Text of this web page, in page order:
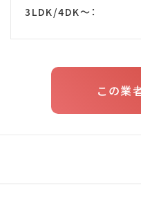
3LDK/4DK～：
この業